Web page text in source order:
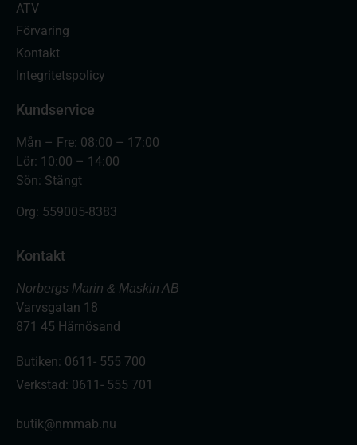
ATV
Förvaring
Kontakt
Integritetspolicy
Kundservice
Mån – Fre: 08:00 – 17:00
Lör: 10:00 – 14:00
Sön: Stängt
Org: 559005-8383
Kontakt
Norbergs Marin & Maskin AB
Varvsgatan 18
871 45 Härnösand
Butiken: 0611- 555 700
Verkstad: 0611- 555 701
butik@nmmab.nu